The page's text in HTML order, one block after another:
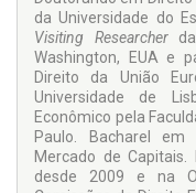
da Universidade do
Visiting Researcher
Washington, EUA e
Direito da União
Universidade de
Econômico pela
Paulo. Bacharel
Mercado de
desde 2009 e na